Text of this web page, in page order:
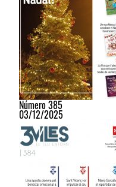
Número 385
03/12/2025